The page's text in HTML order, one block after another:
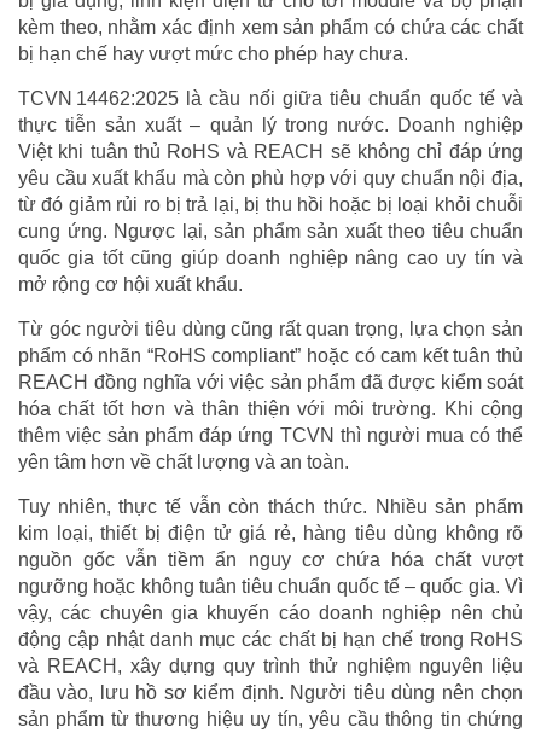
kèm theo, nhằm xác định xem sản phẩm có chứa các chất
bị hạn chế hay vượt mức cho phép hay chưa.
TCVN 14462:2025 là cầu nối giữa tiêu chuẩn quốc tế và
thực tiễn sản xuất – quản lý trong nước. Doanh nghiệp
Việt khi tuân thủ RoHS và REACH sẽ không chỉ đáp ứng
yêu cầu xuất khẩu mà còn phù hợp với quy chuẩn nội địa,
từ đó giảm rủi ro bị trả lại, bị thu hồi hoặc bị loại khỏi chuỗi
cung ứng. Ngược lại, sản phẩm sản xuất theo tiêu chuẩn
quốc gia tốt cũng giúp doanh nghiệp nâng cao uy tín và
mở rộng cơ hội xuất khẩu.
Từ góc người tiêu dùng cũng rất quan trọng, lựa chọn sản
phẩm có nhãn “RoHS compliant” hoặc có cam kết tuân thủ
REACH đồng nghĩa với việc sản phẩm đã được kiểm soát
hóa chất tốt hơn và thân thiện với môi trường. Khi cộng
thêm việc sản phẩm đáp ứng TCVN thì người mua có thể
yên tâm hơn về chất lượng và an toàn.
Tuy nhiên, thực tế vẫn còn thách thức. Nhiều sản phẩm
kim loại, thiết bị điện tử giá rẻ, hàng tiêu dùng không rõ
nguồn gốc vẫn tiềm ẩn nguy cơ chứa hóa chất vượt
ngưỡng hoặc không tuân tiêu chuẩn quốc tế – quốc gia. Vì
vậy, các chuyên gia khuyến cáo doanh nghiệp nên chủ
động cập nhật danh mục các chất bị hạn chế trong RoHS
và REACH, xây dựng quy trình thử nghiệm nguyên liệu
đầu vào, lưu hồ sơ kiểm định. Người tiêu dùng nên chọn
sản phẩm từ thương hiệu uy tín, yêu cầu thông tin chứng